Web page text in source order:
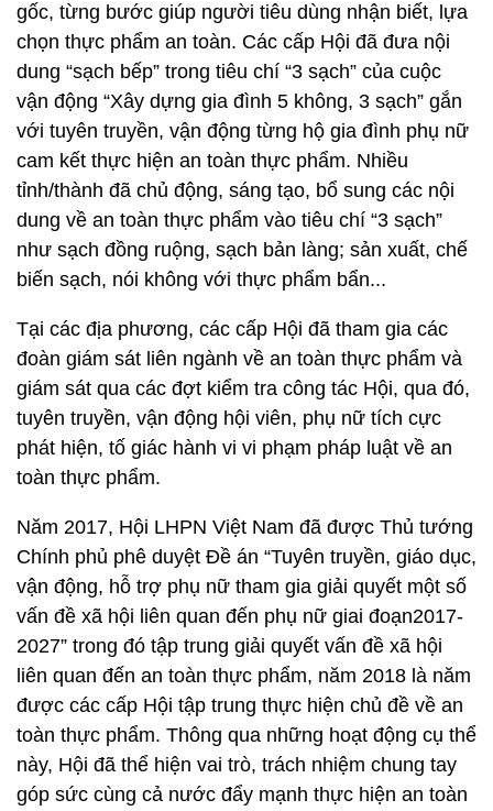
gốc, từng bước giúp người tiêu dùng nhận biết, lựa
chọn thực phẩm an toàn. Các cấp Hội đã đưa nội
dung “sạch bếp” trong tiêu chí “3 sạch” của cuộc
vận động “Xây dựng gia đình 5 không, 3 sạch” gắn
với tuyên truyền, vận động từng hộ gia đình phụ nữ
cam kết thực hiện an toàn thực phẩm. Nhiều
tỉnh/thành đã chủ động, sáng tạo, bổ sung các nội
dung về an toàn thực phẩm vào tiêu chí “3 sạch”
như sạch đồng ruộng, sạch bản làng; sản xuất, chế
biến sạch, nói không với thực phẩm bẩn...
Tại các địa phương, các cấp Hội đã tham gia các
đoàn giám sát liên ngành về an toàn thực phẩm và
giám sát qua các đợt kiểm tra công tác Hội, qua đó,
tuyên truyền, vận động hội viên, phụ nữ tích cực
phát hiện, tố giác hành vi vi phạm pháp luật về an
toàn thực phẩm.
Năm 2017, Hội LHPN Việt Nam đã được Thủ tướng
Chính phủ phê duyệt Đề án “Tuyên truyền, giáo dục,
vận động, hỗ trợ phụ nữ tham gia giải quyết một số
vấn đề xã hội liên quan đến phụ nữ giai đoạn2017-
2027” trong đó tập trung giải quyết vấn đề xã hội
liên quan đến an toàn thực phẩm, năm 2018 là năm
được các cấp Hội tập trung thực hiện chủ đề về an
toàn thực phẩm. Thông qua những hoạt động cụ thể
này, Hội đã thể hiện vai trò, trách nhiệm chung tay
góp sức cùng cả nước đẩy mạnh thực hiện an toàn